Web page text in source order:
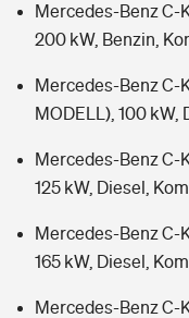
Mercedes-Benz C-
200 kW, Benzin,
Mercedes-Benz C-
MODELL), 100 kW,
Mercedes-Benz C-
125 kW, Diesel,
Mercedes-Benz C-
165 kW, Diesel,
Mercedes-Benz C-